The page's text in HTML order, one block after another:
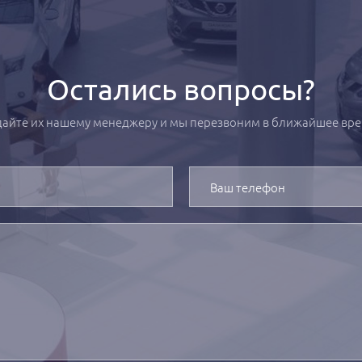
Остались вопросы?
их нашему менеджеру и мы перезвоним в ближайшее